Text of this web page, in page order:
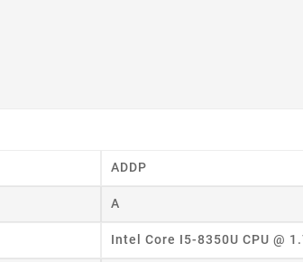
ADDP
A
Intel Core I5-8350U CPU @